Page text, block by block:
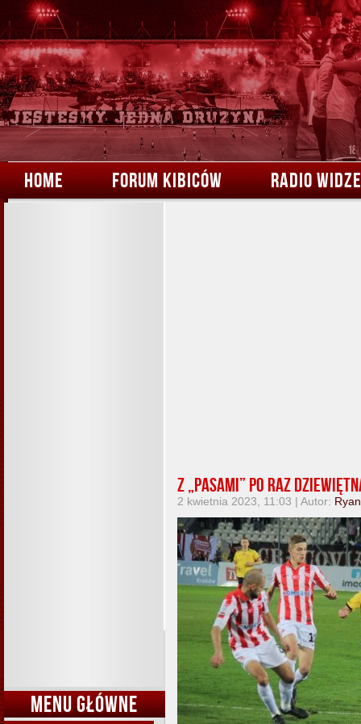
HOME FORUM KIBICÓW RADIO
MENU GŁÓWNE
Z „Pasami” po raz
2 kwietnia 2023, 11:03 | Autor: Ryan